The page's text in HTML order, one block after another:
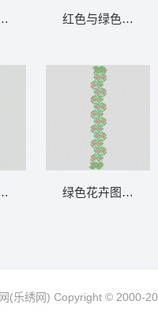
纹装饰图案 窗帘
何图案布料 窗帘
红色与绿色植物
绿色花卉图案装
(乐绣网) Copyright © 2000-